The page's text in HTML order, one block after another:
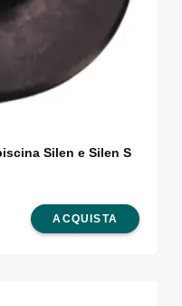
Silen e Silen S
ACQUISTA